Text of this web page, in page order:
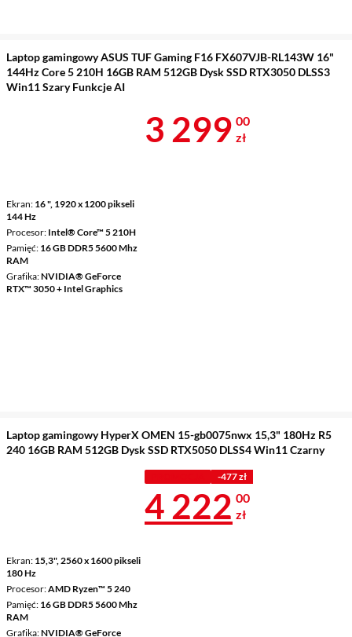
Laptop gamingowy ASUS TUF Gaming F16 FX607VJB-RL143W 16"
144Hz Core 5 210H 16GB RAM 512GB Dysk SSD RTX3050 DLSS3
Win11 Szary Funkcje AI
Ekran 16 ", 1920 x 1200 pikseli
144 Hz
Procesor Intel® Core™ 5 210H
Pamięć 16 GB DDR5 5600 Mhz
RAM
Grafika NVIDIA® GeForce
RTX™ 3050 + Intel Graphics
Cena 3 299 zł
3 299 00
zł
Laptop gamingowy HyperX OMEN 15-gb0075nwx 15,3" 180Hz R5
240 16GB RAM 512GB Dysk SSD RTX5050 DLSS4 Win11 Czarny
Ekran 15,3", 2560 x 1600 pikseli
180 Hz
Procesor AMD Ryzen™ 5 240
Pamięć 16 GB DDR5 5600 Mhz
RAM
Grafika NVIDIA® GeForce
-477 zł
Cena 4 222 zł
4 222 00
zł